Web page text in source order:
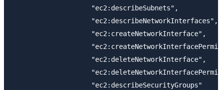
                    "ec2:describeSubnets",
                    "ec2:describeNetworkInterfaces",
                    "ec2:createNetworkInterface",
                    "ec2:deleteNetworkInterface",
                    "ec2:describeSecurityGroups"